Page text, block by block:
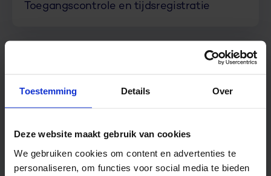
Toestemming Details Over
Deze website maakt gebruik van cookies
We gebruiken cookies om content en advertenties te
personaliseren, om functies voor social media te bieden
Toegangscontrole en tijdsregistratie
Exact